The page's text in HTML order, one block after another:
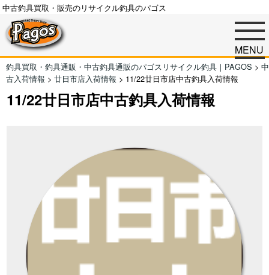
中古釣具買取・販売のリサイクル釣具のパゴス
MENU
釣具買取・釣具通販・中古釣具通販のパゴスリサイクル釣具｜PAGOS > 中
古入荷情報 > 廿日市店入荷情報 > 11/22廿日市店中古釣具入荷情報
11/22廿日市店中古釣具入荷情報